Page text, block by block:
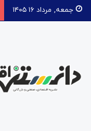
جمعه, مرداد ۱۶ ۱۴۰۵